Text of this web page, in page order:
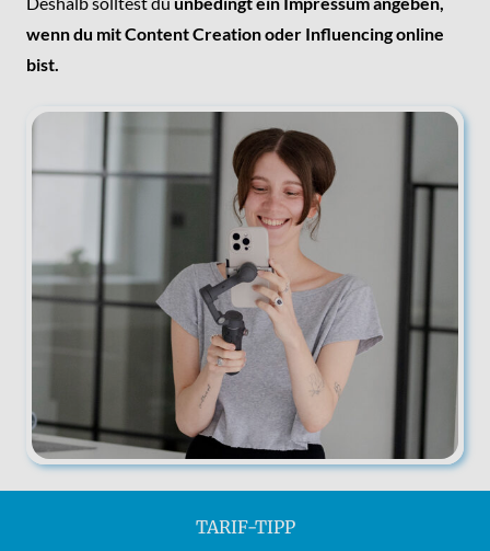
wenn du mit Content Creation oder Influencing online
bist.
TARIF-TIPP